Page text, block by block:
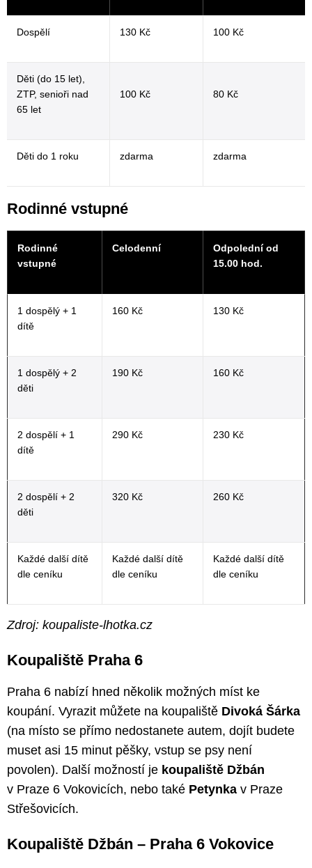
Dospělí 130 Kč 100 Kč
Děti (do 15 let),
ZTP, senioři nad
65 let
100 Kč 80 Kč
Děti do 1 roku zdarma zdarma
Rodinné vstupné
Rodinné
vstupné
Celodenní
Odpolední od
15.00 hod.
1 dospělý + 1
dítě
160 Kč 130 Kč
1 dospělý + 2
děti
190 Kč 160 Kč
2 dospělí + 1
dítě
290 Kč 230 Kč
2 dospělí + 2
děti
320 Kč 260 Kč
Každé další dítě
dle ceníku
Každé další dítě
dle ceníku
Každé další dítě
dle ceníku
Zdroj: koupaliste-lhotka.cz
Koupaliště Praha 6
Praha 6 nabízí hned několik možných míst ke
koupání. Vyrazit můžete na koupaliště Divoká Šárka
(na místo se přímo nedostanete autem, dojít budete
muset asi 15 minut pěšky, vstup se psy není
povolen). Další možností je koupaliště Džbán
v Praze 6 Vokovicích, nebo také Petynka v Praze
Střešovicích.
Koupaliště Džbán – Praha 6 Vokovice